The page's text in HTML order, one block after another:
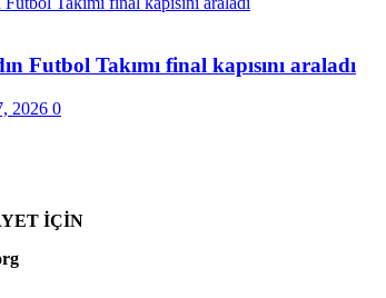
Futbol Takımı final kapısını araladı
2026 0
İÇİN